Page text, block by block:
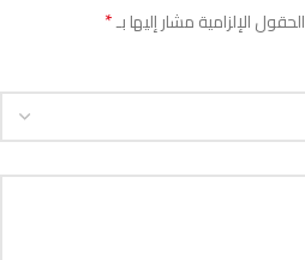
الحقول الإلزامية مشار إليها بـ*